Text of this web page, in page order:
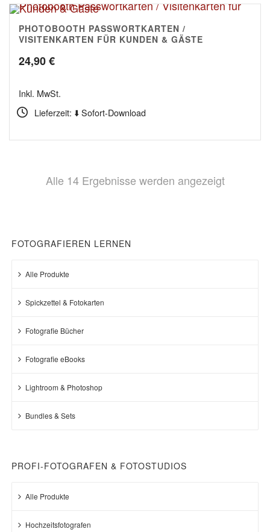
5.00
PHOTOBOOTH PASSWORTKARTEN /
VISITENKARTEN FÜR KUNDEN & GÄSTE
24,90€
Inkl. MwSt.
Lieferzeit: ⬇️ Sofort-Download
Alle 14 Ergebnisse werden angezeigtNach
FOTOGRAFIEREN LERNEN
Alle Produkte
Spickzettel & Fotokarten
Fotografie Bücher
Fotografie eBooks
Lightroom & Photoshop
Bundles & Sets
PROFI-FOTOGRAFEN & FOTOSTUDIOS
Alle Produkte
Hochzeitsfotografen